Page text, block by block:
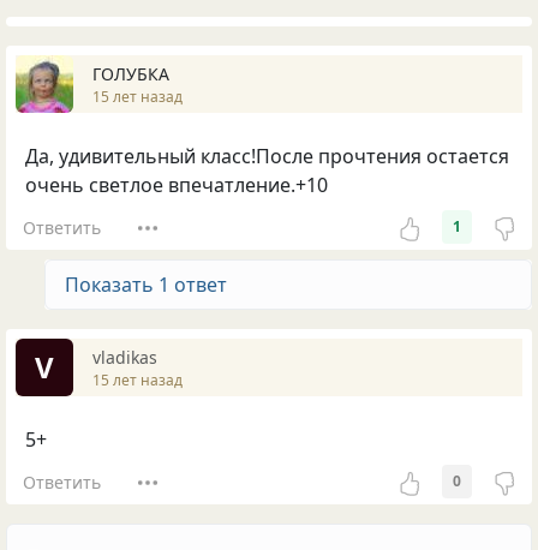
ГОЛУБКА
15 лет назад
Да, удивительный класс!После прочтения остается
очень светлое впечатление.+10
Ответить 1
Показать 1 ответ
V vladikas
15 лет назад
5+
Ответить 0